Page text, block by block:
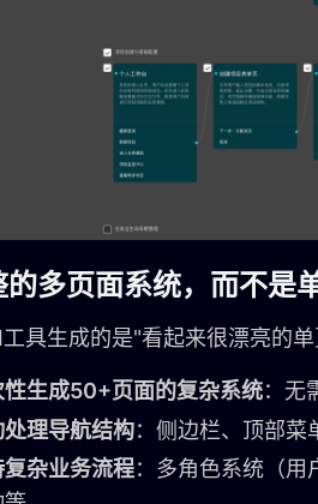
多页面系统，而不是
具生成的是"看起来很漂亮的
性生成50+页面的复杂系统：无
理导航结构：侧边栏、顶部菜
杂业务流程：多角色系统（